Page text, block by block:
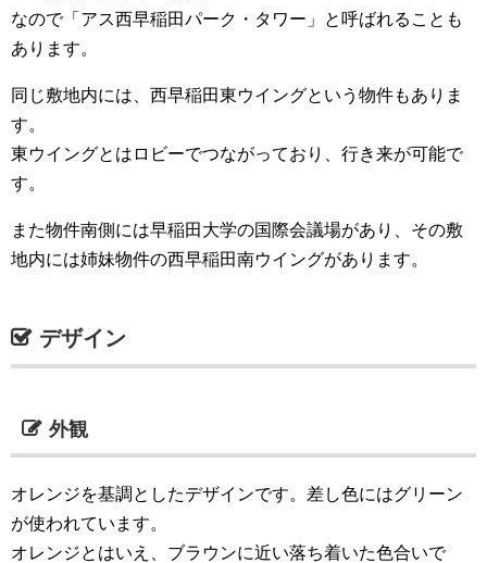
なので「アス西早稲田パーク・タワー」と呼ばれることも
あります。
同じ敷地内には、西早稲田東ウイングという物件もありま
す。
東ウイングとはロビーでつながっており、行き来が可能で
す。
また物件南側には早稲田大学の国際会議場があり、その敷
地内には姉妹物件の西早稲田南ウイングがあります。
デザイン
外観
オレンジを基調としたデザインです。差し色にはグリーン
が使われています。
オレンジとはいえ、ブラウンに近い落ち着いた色合いで